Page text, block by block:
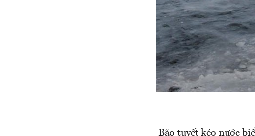
Bão tuyết kéo nước